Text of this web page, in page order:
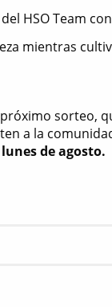
HSO Team
mientras
sorteo,
a la
de agosto.